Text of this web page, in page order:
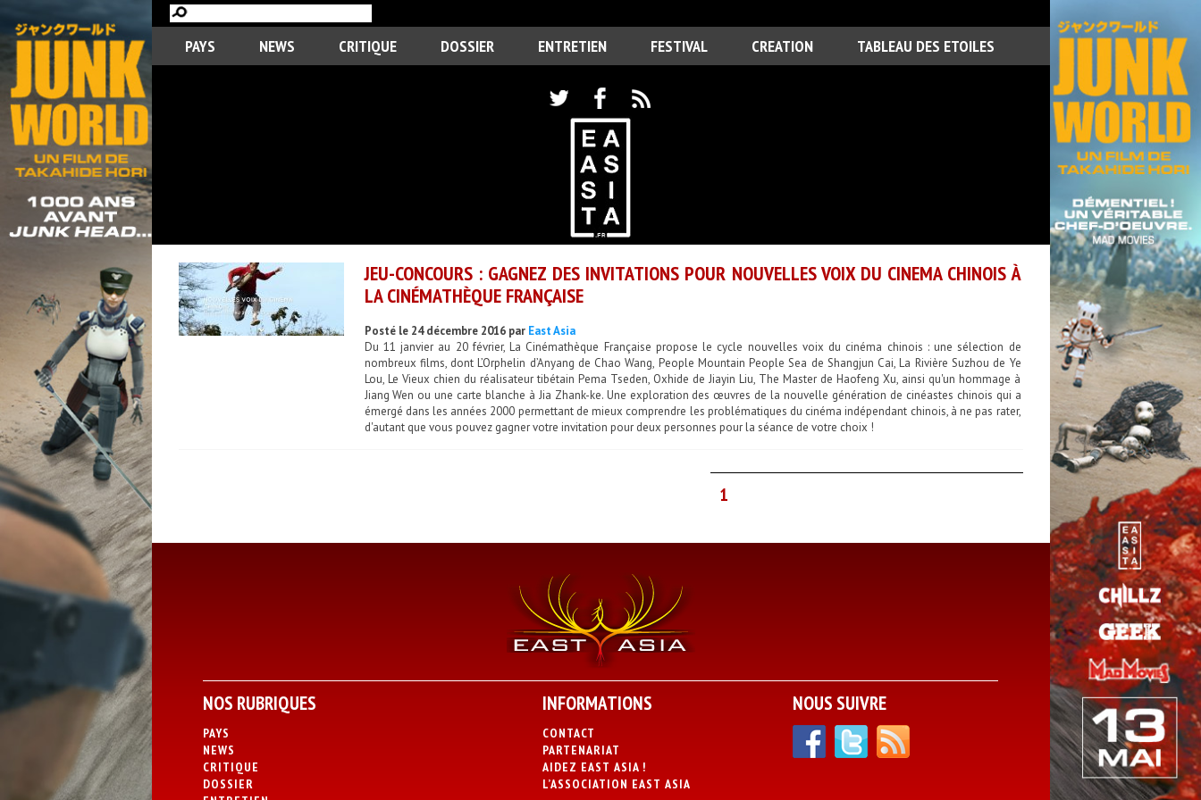
PAYS NEWS CRITIQUE DOSSIER ENTRETIEN FESTIVAL CREATION TABLEAU DES ETOILES
JEU-CONCOURS : GAGNEZ DES INVITATIONS POUR NOUVELLES VOIX DU CINEMA CHINOIS À
LA CINÉMATHÈQUE FRANÇAISE
Posté le 24 décembre 2016 par East Asia
Du 11 janvier au 20 février, La Cinémathèque Française propose le cycle nouvelles voix du cinéma chinois : une sélection de
nombreux films, dont L’Orphelin d’Anyang de Chao Wang, People Mountain People Sea de Shangjun Cai, La Rivière Suzhou de Ye
Lou, Le Vieux chien du réalisateur tibétain Pema Tseden, Oxhide de Jiayin Liu, The Master de Haofeng Xu, ainsi qu'un hommage à
Jiang Wen ou une carte blanche à Jia Zhank-ke. Une exploration des œuvres de la nouvelle génération de cinéastes chinois qui a
émergé dans les années 2000 permettant de mieux comprendre les problématiques du cinéma indépendant chinois, à ne pas rater,
d'autant que vous pouvez gagner votre invitation pour deux personnes pour la séance de votre choix !
1
NOS RUBRIQUES
PAYS
NEWS
CRITIQUE
DOSSIER
INFORMATIONS
CONTACT
PARTENARIAT
AIDEZ EAST ASIA !
L’ASSOCIATION EAST ASIA
NOUS SUIVRE